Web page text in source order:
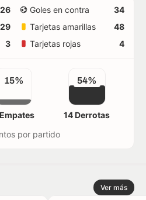
26 Goles en contra
34
29 Tarjetas amarillas
48
3 Tarjetas rojas 4
15% 54%
14 Derrotas
por partido
Ver más